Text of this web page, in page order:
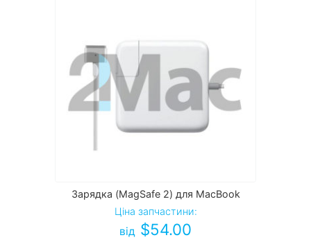
Зарядка (MagSafe 2) для MacBook
Ціна запчастини:
від $54.00